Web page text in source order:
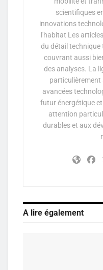
scientifiques
innovations
l'habitat Les
du détail technique
couvrant aussi
des analyses. La
particulièrement
avancées
futur énergétique
attention
durables et aux
A lire également